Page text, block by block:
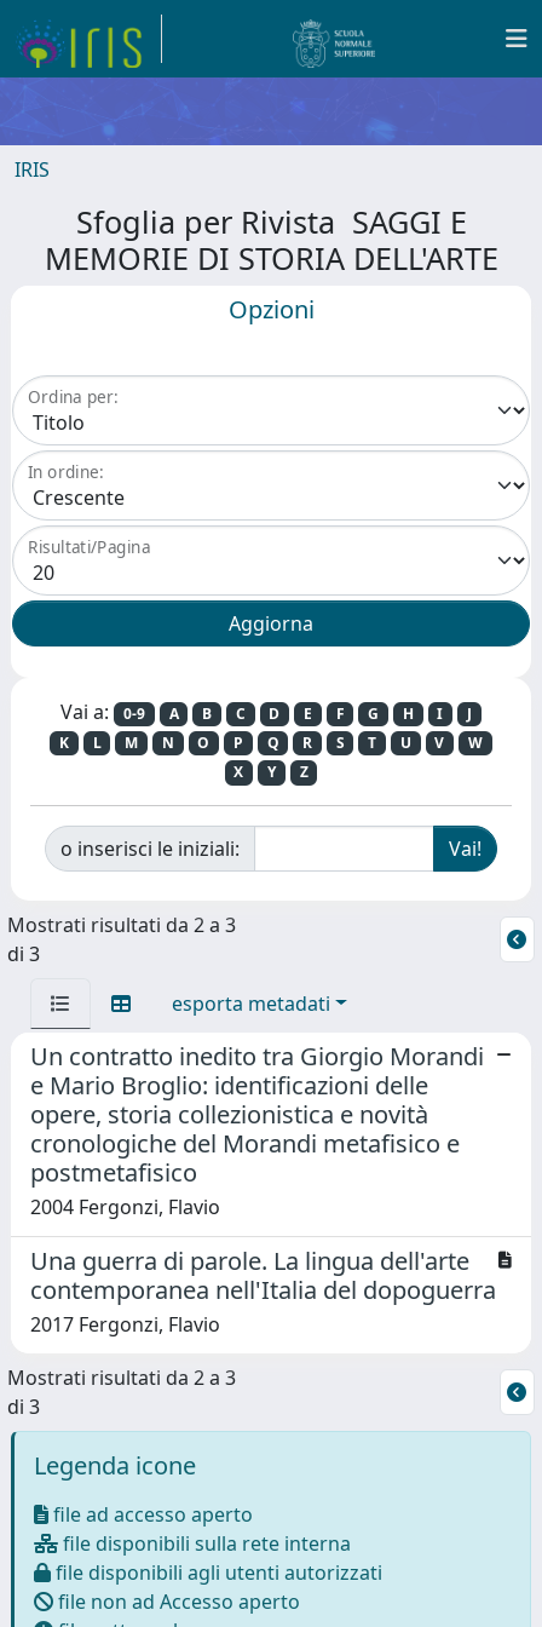
IRIS
Sfoglia per Rivista SAGGI E
MEMORIE DI STORIA DELL'ARTE
Opzioni
Ordina per:
In ordine:
Risultati/Pagina
Vai a: 0-9 A B C D E F G H I
J
K
L M N O P Q R S T U V
W
X
Y Z
o inserisci le iniziali:
Mostrati risultati da 2 a 3
di 3
esporta metadati
Un contratto inedito tra Giorgio Morandi
e Mario Broglio: identificazioni delle
opere, storia collezionistica e novità
cronologiche del Morandi metafisico e
postmetafisico
2004 Fergonzi, Flavio
Una guerra di parole. La lingua dell'arte
contemporanea nell'Italia del dopoguerra
2017 Fergonzi, Flavio
Mostrati risultati da 2 a 3
di 3
Legenda icone
file ad accesso aperto
file disponibili sulla rete interna
file disponibili agli utenti autorizzati
file non ad Accesso aperto